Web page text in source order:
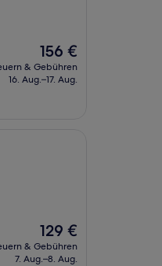
Der
Preis
beträgt
156 €
& Gebühren
16. Aug.–17. Aug.
Der
Preis
beträgt
129 €
& Gebühren
7. Aug.–8. Aug.